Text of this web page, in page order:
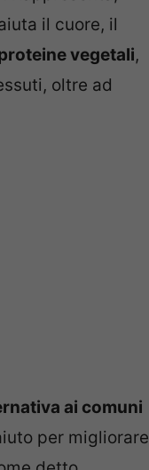
il cuore, il
vegetali,
oltre ad
ai comuni
per migliorare